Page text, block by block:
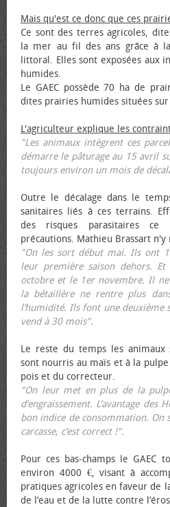
Mais qu'est ce donc que ces
Ce sont des terres agricoles,
la mer au fil des ans grâce à
littoral. Elles sont exposées aux
humides.
Le GAEC possède 70 ha de
dites prairies humides situées sur
L'agriculteur explique les
"Les animaux intègrent ces
démarre le pâturage au 15 avril
toujours environ un mois de
Outre le décalage dans le
sanitaires liés à ces terrains.
des risques parasitaires
précautions. Mathieu Brassart
"On les sort début mai. Ils ont
leur première saison dehors.
octobre et le 1er novembre. Il
la bétaillère ne rentre plus
l’humidité. Ils font une deuxième
vend à 30 mois".
Le reste du temps les
sont nourris au maïs et à la
pois et du correcteur.
"On leur met en plus de la
d’engraissement. L’avantage des
bon indice de consommation.
carcasse, c’est correct !".
Pour ces bas-champs le GAEC
environ 4000 €, visant à
pratiques agricoles en faveur de
de l’eau et de la lutte contre